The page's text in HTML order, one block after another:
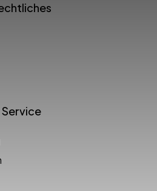
Service